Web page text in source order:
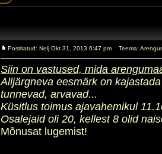
Postitatud: Nelj Okt 31, 2013 6:47 pm Teema:
Siin on vastused, mida
Alljärgneva eesmärk on
tunnevad, arvavad...
Küsitlus toimus ajavahemikul
Osalejaid oli 20, kellest 8 olid
Mõnusat lugemist!